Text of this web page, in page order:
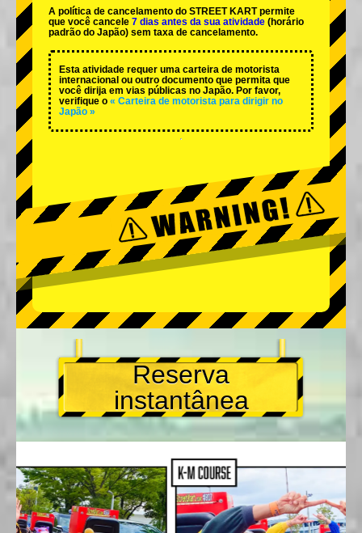
A política de cancelamento do STREET KART permite
que você cancele 7 dias antes da sua atividade (horário
padrão do Japão) sem taxa de cancelamento.
Esta atividade requer uma carteira de motorista
internacional ou outro documento que permita que
você dirija em vias públicas no Japão. Por favor,
verifique o « Carteira de motorista para dirigir no
Japão »
Reserva
instantânea